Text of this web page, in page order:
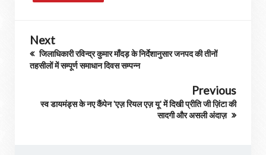
Next
जिलाधिकारी रविन्द्र कुमार माँदड़ के निर्देशानुसार जनपद की तीनों
तहसीलों में सम्पूर्ण समाधान दिवस सम्पन्न
Previous
स्व डायमंड्स के नए कैंपेन 'एज़ रियल एज़ यू' में दिखी प्रीति जी ज़िंटा की
सादगी और असली अंदाज़